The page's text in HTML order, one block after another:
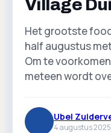
Village
Het grootste
half augustus
Om te
meteen wordt
Ubel
4 augustus 2025